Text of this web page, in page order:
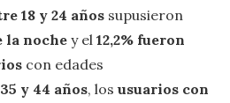
18 y 24 años supusieron
la noche y el 12,2% fueron
con edades
y 44 años, los usuarios con